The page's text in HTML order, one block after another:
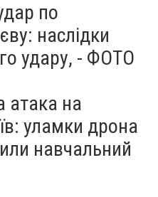
по
наслідки
удару, - ФОТО
атака на
уламки дрона
навчальний